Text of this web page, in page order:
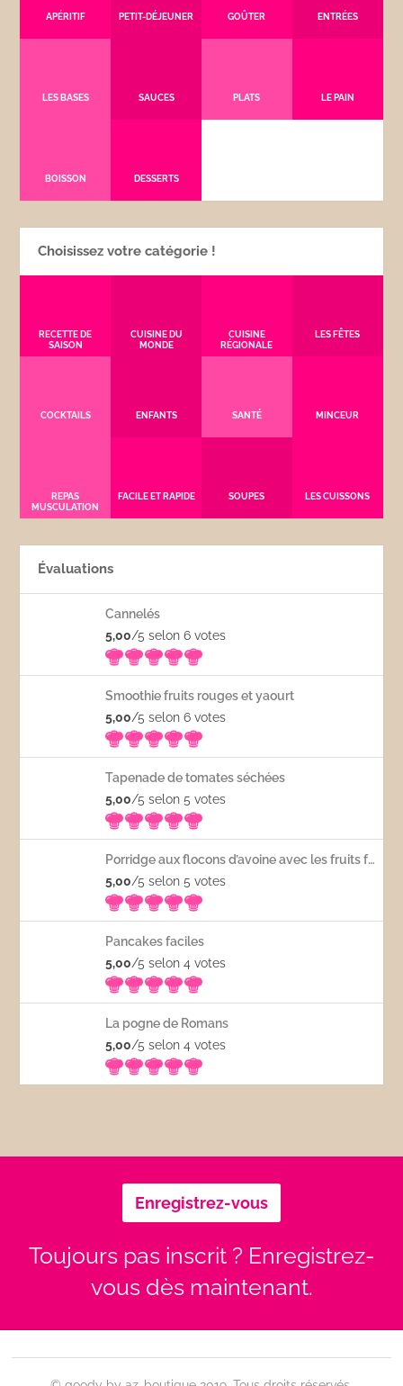
APÉRITIF PETIT-DÉJEUNER GOÛTER ENTRÉES
LES BASES SAUCES PLATS LE PAIN
BOISSON DESSERTS
Choisissez votre catégorie !
RECETTE DE
SAISON
CUISINE DU
MONDE
CUISINE
RÉGIONALE
LES FÊTES
COCKTAILS ENFANTS SANTÉ MINCEUR
REPAS
MUSCULATION
FACILE ET RAPIDE SOUPES LES CUISSONS
Évaluations
Cannelés
5,00/5 selon 6votes
Smoothie fruits rouges et yaourt
5,00/5 selon 6votes
Tapenade de tomates séchées
5,00/5 selon 5votes
Porridge aux flocons d’avoine avec les fruits frais
5,00/5 selon 5votes
Pancakes faciles
5,00/5 selon 4votes
La pogne de Romans
5,00/5 selon 4votes
Enregistrez-vous
Toujours pas inscrit ? Enregistrez-
vous dès maintenant.